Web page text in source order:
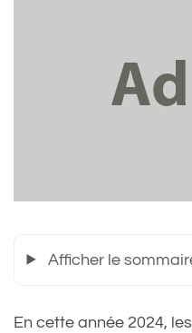
Afficher le
En cette année 2024,